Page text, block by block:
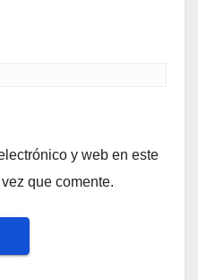
y web en este
que comente.